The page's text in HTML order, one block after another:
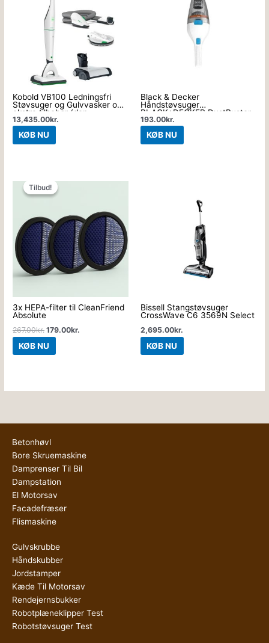
Kobold VB100 Ledningsfri
Støvsuger og Gulvvasker og
ekstra tilbehør (den
komplette pakke)
13,435.00kr.
KØB NU
Black & Decker
Håndstøvsuger
BLACK+DECKER DustBuster
193.00kr.
KØB NU
Tilbud!
Tilbud!
3x HEPA-filter til CleanFriend
Absolute
267.00kr.
oprindelige
pris
179.00kr.
aktuelle
179.00kr..
KØB NU
Bissell Stangstøvsuger
CrossWave C6 3569N Select
2,695.00kr.
KØB NU
Betonhøvl
Bore Skruemaskine
Damprenser Til Bil
Dampstation
El Motorsav
Facadefræser
Flismaskine
Gulvskrubbe
Håndskubber
Jordstamper
Kæde Til Motorsav
Rendejernsbukker
Robotplæneklipper Test
Robotstøvsuger Test